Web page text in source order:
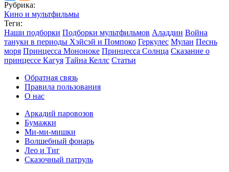
Рубрика:
Кино и мультфильмы
Теги:
Наши подборки Подборки мультфильмов Аладдин Война
тануки в периоды Хэйсэй и Помпоко Геркулес Мулан Песнь
моря Принцесса Мононоке Принцесса Солнца Сказание о
принцессе Кагуя Тайна Келлс Статьи
Обратная связь
Правила пользования
О нас
Аркадий паровозов
Бумажки
Ми-ми-мишки
Волшебный фонарь
Лео и Тиг
Сказочный патруль